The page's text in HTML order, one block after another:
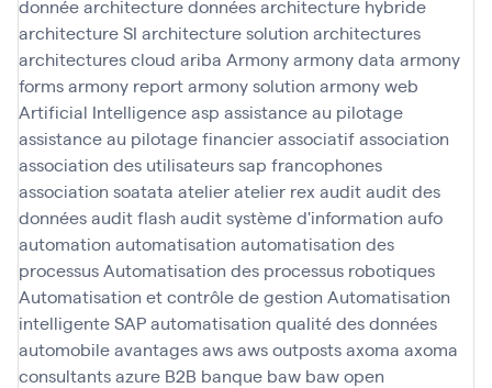
donnéearchitecture donnéesarchitecture hybride
architecture SI architecture solution architectures
architectures cloud ariba Armonyarmony data armony
formsarmony reportarmony solution armony web
Artificial Intelligenceasp assistance au pilotage
assistance au pilotage financierassociatifassociation
association des utilisateurs sap francophones
association soatata atelieratelier rex auditaudit des
donnéesaudit flashaudit système d'information aufo
automation automatisation automatisation des
processusAutomatisation des processus robotiques
Automatisation et contrôle de gestion Automatisation
intelligente SAPautomatisation qualité des données
automobileavantagesawsaws outpostsaxoma axoma
consultantsazure B2B banque baw baw open